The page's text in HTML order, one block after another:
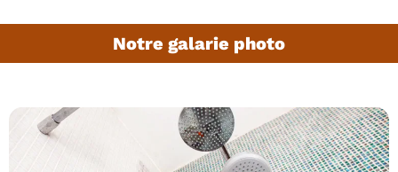
Notre galarie photo